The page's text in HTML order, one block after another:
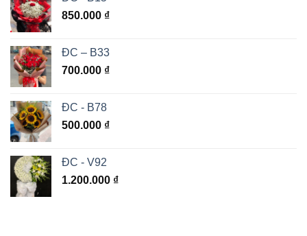
850.000 ₫
ĐC – B33
700.000 ₫
ĐC - B78
500.000 ₫
ĐC - V92
1.200.000 ₫